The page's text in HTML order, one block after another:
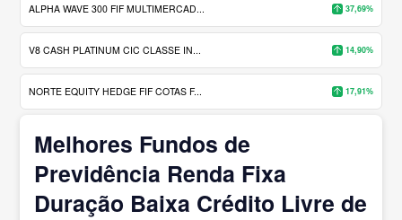
ALPHA WAVE 300 FIF MULTIMERCAD... 37,69%
V8 CASH PLATINUM CIC CLASSE IN... 14,90%
NORTE EQUITY HEDGE FIF COTAS F... 17,91%
Melhores Fundos de
Previdência Renda Fixa
Duração Baixa Crédito Livre de